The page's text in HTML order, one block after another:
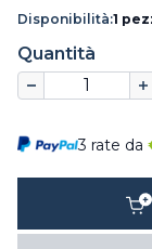
Disponibilità:1
Quantità
3 rate da